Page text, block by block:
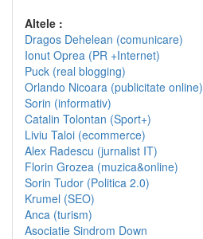
Altele :
Dragos Dehelean (comunicare)
Ionut Oprea (PR +Internet)
Puck (real blogging)
Orlando Nicoara (publicitate online)
Sorin (informativ)
Catalin Tolontan (Sport+)
Liviu Taloi (ecommerce)
Alex Radescu (jurnalist IT)
Florin Grozea (muzica&online)
Sorin Tudor (Politica 2.0)
Krumel (SEO)
Anca (turism)
Asociatie Sindrom Down